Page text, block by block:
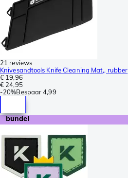
21 reviews
Knivesandtools Knife Cleaning Mat,, rubber
€ 19,96
€ 24,95
-20%Bespaar 4,99
bundel